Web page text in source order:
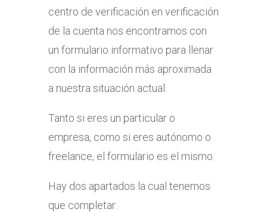
centro de verificación en verificación
de la cuenta nos encontramos con
un formulario informativo para llenar
con la información más aproximada
a nuestra situación actual.
Tanto si eres un particular o
empresa, como si eres autónomo o
freelance, el formulario es el mismo.
Hay dos apartados la cual tenemos
que completar: